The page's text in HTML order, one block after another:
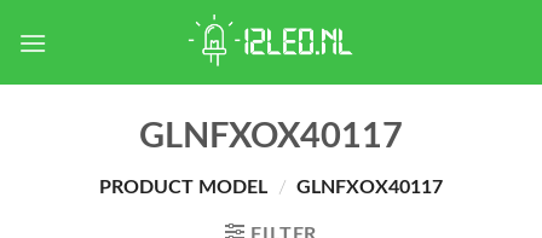
GLNFXOX40117
PRODUCT MODEL / GLNFXOX40117